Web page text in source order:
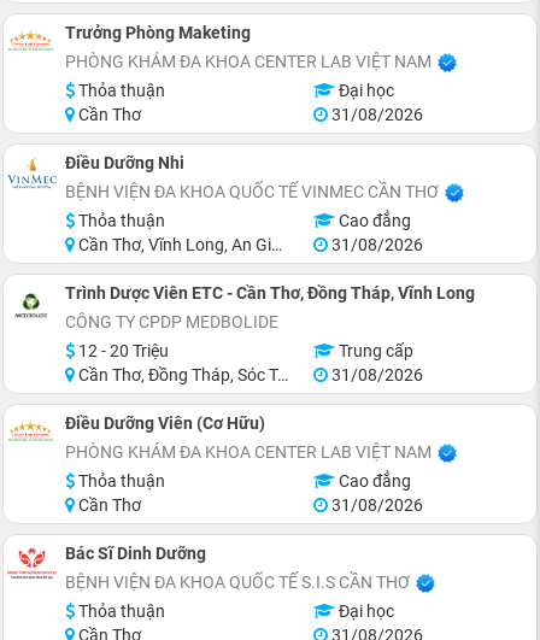
Trưởng Phòng Maketing
PHÒNG KHÁM ĐA KHOA CENTER LAB VIỆT NAM
Thỏa thuận
Đại học
Cần Thơ
31/08/2026
Điều Dưỡng Nhi
BỆNH VIỆN ĐA KHOA QUỐC TẾ VINMEC CẦN THƠ
Thỏa thuận
Cao đẳng
Cần Thơ, Vĩnh Long, An Giang, Hậu Giang
31/08/2026
Trình Dược Viên ETC - Cần Thơ, Đồng Tháp, Vĩnh Long
CÔNG TY CPDP MEDBOLIDE
12 - 20 Triệu
Trung cấp
Cần Thơ, Đồng Tháp, Sóc Trăng
31/08/2026
Điều Dưỡng Viên (Cơ Hữu)
PHÒNG KHÁM ĐA KHOA CENTER LAB VIỆT NAM
Thỏa thuận
Cao đẳng
Cần Thơ
31/08/2026
Bác Sĩ Dinh Dưỡng
BỆNH VIỆN ĐA KHOA QUỐC TẾ S.I.S CẦN THƠ
Thỏa thuận
Đại học
Cần Thơ
31/08/2026